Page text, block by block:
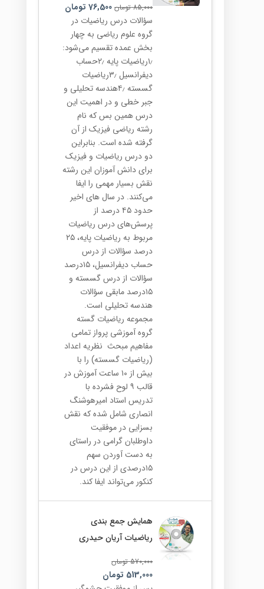
85,000 تومان 76,500 تومان
سؤالات درس ریاضیات در
گروه علوم ریاضی به چهار
بخش عمده تقسیم می‌شود:
۱٫ریاضیات پایه ۲٫حساب
دیفرانسیل ۳٫ریاضیات
گسسته ۴٫هندسه تحلیلی و
جبر خطی و در اهمیت این
درس همین بس که نام
رشته ریاضی فیزیک از آن
گرفته شده است. بنابراین
دو درس ریاضیات و فیزیک
برای دانش آموزان این رشته
نقش بسیار مهمی را ایفا
می‌کنند. در سال های اخیر
حدود ۴۵ درصد از
پرسش‌های درس ریاضیات
مربوط به ریاضیات پایه، ۲۵
درصد سؤالات از درس
حساب دیفرانسیل، ۱۵درصد
سؤالات از درس گسسته و
۱۵درصد مابقی سؤالات
هندسه تحلیلی است.
مجموعه ریاضیات گسته
گروه آموزشی پرواز تمامی
مفاهیم مبحث نظریه اعداد
(ریاضیات گسسته) را با
بیش از ۱۰ ساعت آموزش در
قالب ۹ لوح فشرده با
تدریس استاد امیرهوشنگ
انصاری شامل شده که نقش
بسزایی در موفقیت
داوطلبان گرامی در راستای
به دست آوردن سهم
۱۵درصدی از این درس در
کنکور می‌تواند ایفا کند.
همایش جمع بندی
ریاضیات آریان حیدری
570,000 تومان
513,000 تومان